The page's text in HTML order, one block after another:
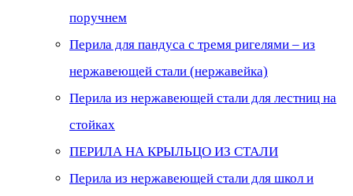
поручнем
Перила для пандуса с тремя ригелями – из
нержавеющей стали (нержавейка)
Перила из нержавеющей стали для лестниц на
стойках
ПЕРИЛА НА КРЫЛЬЦО ИЗ СТАЛИ
Перила из нержавеющей стали для школ и